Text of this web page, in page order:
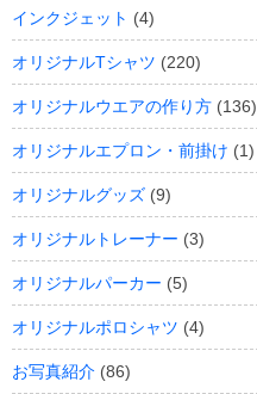
インクジェット (4)
オリジナルTシャツ (220)
オリジナルウエアの作り方 (136)
オリジナルエプロン・前掛け (1)
オリジナルグッズ (9)
オリジナルトレーナー (3)
オリジナルパーカー (5)
オリジナルポロシャツ (4)
お写真紹介 (86)